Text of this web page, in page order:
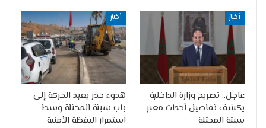
أخبار
عاجل.. تصريح وزارة الداخلية
يكشف تفاصيل أحداث معبر
سبتة المحتلة
أخبار
هدوء حذر يعيد الحركة إلى
باب سبتة المحتلة وسط
استمرار اليقظة الأمنية